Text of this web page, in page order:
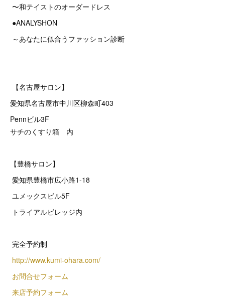
〜和テイストのオーダードレス
●ANALYSHON
～あなたに似合うファッション診断
【名古屋サロン】
愛知県名古屋市中川区柳森町403
Pennビル3F
サチのくすり箱 内
【豊橋サロン】
愛知県豊橋市広小路1-18
ユメックスビル5F
トライアルビレッジ内
完全予約制
http://www.kumi-ohara.com/
お問合せフォーム
来店予約フォーム